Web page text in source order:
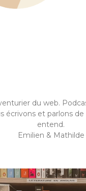
du web.
écrivons et parlons
entend.
Emilien & Mathilde